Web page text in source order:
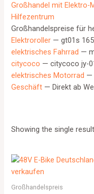
Großhandel mit Elektro-
Hilfezentrum
Großhandelspreise für
Elektroroller — gt01s
elektrisches Fahrrad —
citycoco — citycoco jy-
elektrisches Motorrad —
Geschäft — Direkt ab
Showing the single result
Großhandelspreis